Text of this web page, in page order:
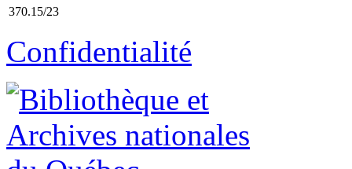
370.15/23
Confidentialité